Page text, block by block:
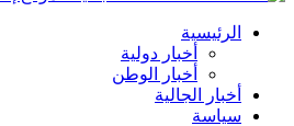
الرئيسية
أخبار دولية
أخبار الوطن
أخبار الجالية
سياسة